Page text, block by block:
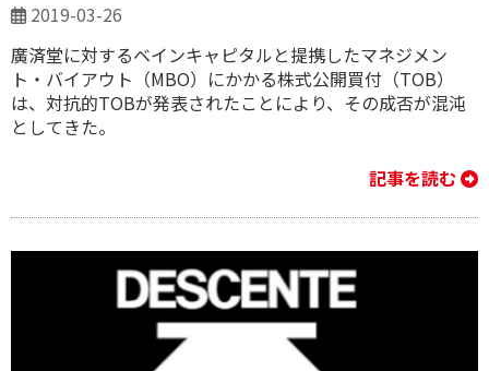
2019-03-26
廣済堂に対するベインキャピタルと提携したマネジメン
ト・バイアウト（MBO）にかかる株式公開買付（TOB）
は、対抗的TOBが発表されたことにより、その成否が混沌
としてきた。
記事を読む